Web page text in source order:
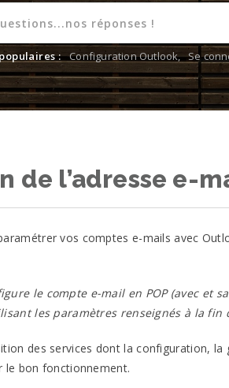
: Configuration Outlook, Se
de l’adresse e-
vos comptes e-mails avec
le compte e-mail en POP(avec et
les paramètres renseignés à la fin
des services dont la configuration,
le bon fonctionnement.